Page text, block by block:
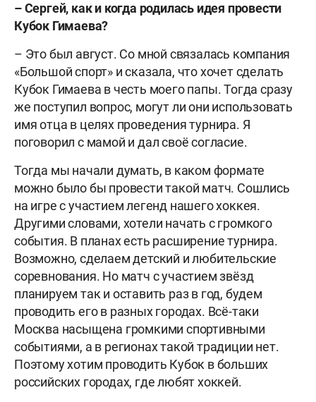
– Сергей, как и когда родилась идея провести
Кубок Гимаева?
– Это был август. Со мной связалась компания
«Большой спорт» и сказала, что хочет сделать
Кубок Гимаева в честь моего папы. Тогда сразу
же поступил вопрос, могут ли они использовать
имя отца в целях проведения турнира. Я
поговорил с мамой и дал своё согласие.
Тогда мы начали думать, в каком формате
можно было бы провести такой матч. Сошлись
на игре с участием легенд нашего хоккея.
Другими словами, хотели начать с громкого
события. В планах есть расширение турнира.
Возможно, сделаем детский и любительские
соревнования. Но матч с участием звёзд
планируем так и оставить раз в год, будем
проводить его в разных городах. Всё-таки
Москва насыщена громкими спортивными
событиями, а в регионах такой традиции нет.
Поэтому хотим проводить Кубок в больших
российских городах, где любят хоккей.